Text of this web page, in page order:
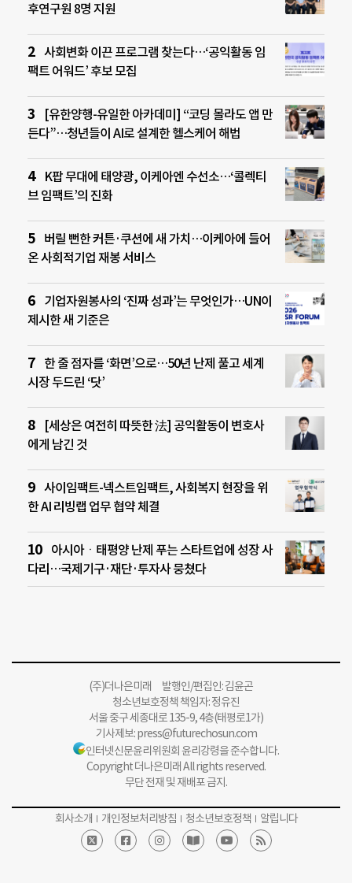
후연구원 8명 지원
사회변화 이끈 프로그램 찾는다…‘공익활동 임
팩트 어워드’ 후보 모집
[유한양행-유일한 아카데미] “코딩 몰라도 앱 만
든다”…청년들이 AI로 설계한 헬스케어 해법
K팝 무대에 태양광, 이케아엔 수선소…‘콜렉티
브 임팩트’의 진화
버릴 뻔한 커튼·쿠션에 새 가치…이케아에 들어
온 사회적기업 재봉 서비스
기업자원봉사의 ‘진짜 성과’는 무엇인가…UN이
제시한 새 기준은
한 줄 점자를 ‘화면’으로…50년 난제 풀고 세계
시장 두드린 ‘닷’
[세상은 여전히 따뜻한 法] 공익활동이 변호사
에게 남긴 것
사이임팩트-넥스트임팩트, 사회복지 현장을 위
한 AI 리빙랩 업무 협약 체결
아시아ㆍ태평양 난제 푸는 스타트업에 성장 사
다리…국제기구·재단·투자사 뭉쳤다
(주)더나은미래 발행인/편집인: 김윤곤
청소년보호정책 책임자: 정유진
서울 중구 세종대로 135-9, 4층(태평로1가)
기사제보:press@futurechosun.com
인터넷신문윤리위원회 윤리강령을 준수합니다.
Copyright 더나은미래 All rights reserved.
무단 전재 및 재배포 금지.
회사소개 개인정보처리방침 청소년보호정책 알립니다